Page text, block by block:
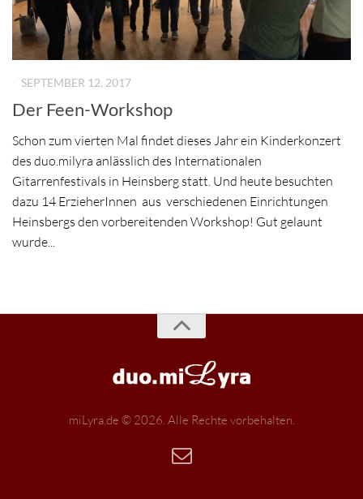
SEPTEMBER 12, 2017
Der Feen-Workshop
Schon zum vierten Mal findet dieses Jahr ein Kinderkonzert
des duo.milyra anlässlich des Internationalen
Gitarrenfestivals in Heinsberg statt. Und heute besuchten
dazu 14 ErzieherInnen aus verschiedenen Einrichtungen
Heinsbergs den vorbereitenden Workshop! Gut gelaunt
wurde...
miLyra.de © 2026. Alle Rechte vorbehalten.